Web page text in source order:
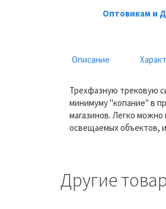
Оптовикам и
Описание
Трехфазную трековую
минимуму "копание" в
магазинов. Легко
освещаемых объектов,
Другие